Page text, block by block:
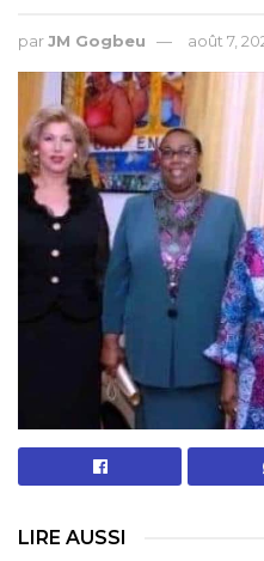
parJM Gogbeu août 7,
LIRE AUSSI